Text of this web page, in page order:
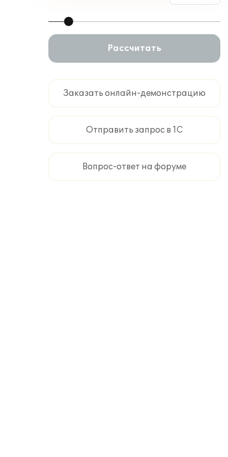
Рассчитать
Заказать онлайн-демонстрацию
Отправить запрос в 1С
Вопрос-ответ на форуме